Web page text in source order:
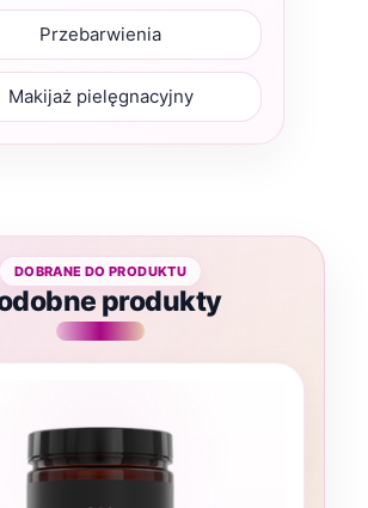
Przebarwienia
Makijaż pielęgnacyjny
produkty